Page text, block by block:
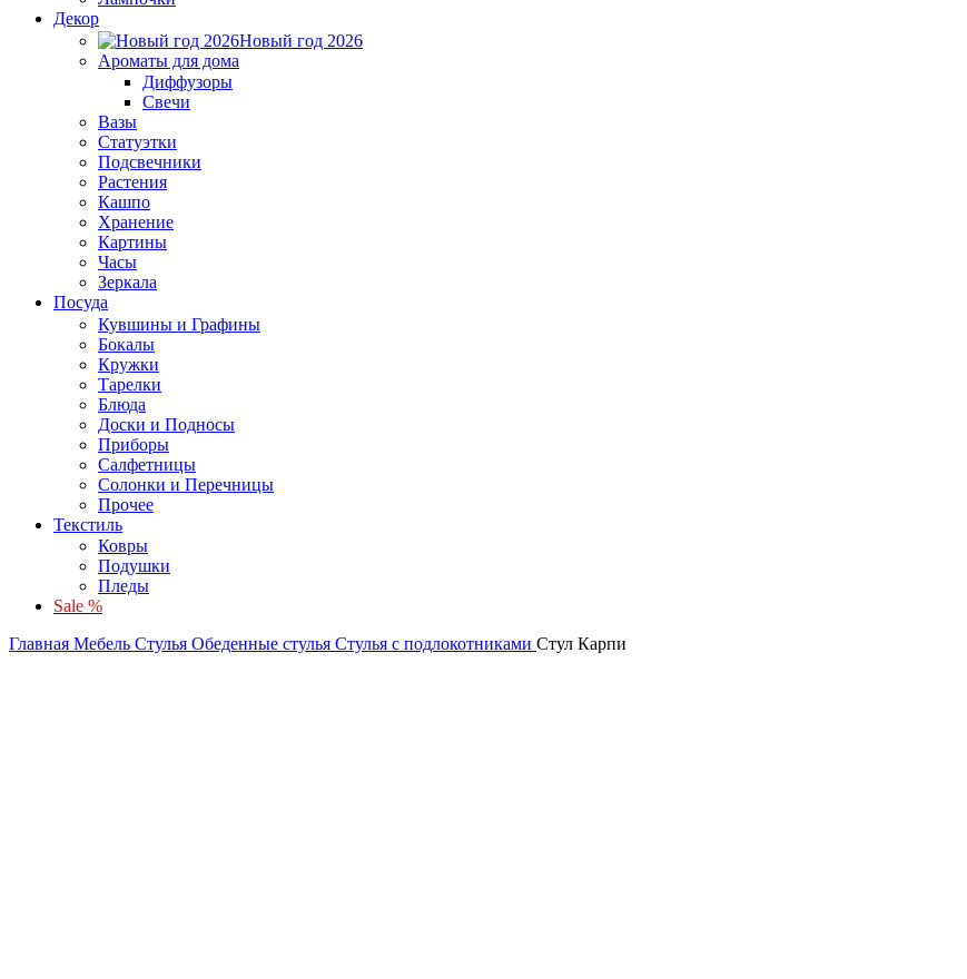
Декор
Новый год 2026
Ароматы для дома
Диффузоры
Свечи
Вазы
Статуэтки
Подсвечники
Растения
Кашпо
Хранение
Картины
Часы
Зеркала
Посуда
Кувшины и Графины
Бокалы
Кружки
Тарелки
Блюда
Доски и Подносы
Приборы
Салфетницы
Солонки и Перечницы
Прочее
Текстиль
Ковры
Подушки
Пледы
Sale %
Главная Мебель Стулья Обеденные стулья Стулья с подлокотниками Стул Карпи